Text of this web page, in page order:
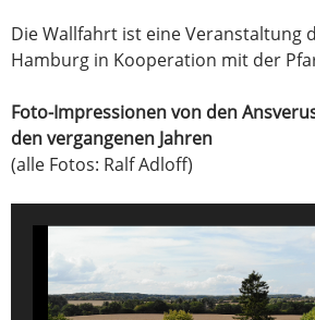
Die Wallfahrt ist eine Veranstaltung
Hamburg in Kooperation mit der
Foto-Impressionen von den
den vergangenen Jahren
(alle Fotos: Ralf Adloff)